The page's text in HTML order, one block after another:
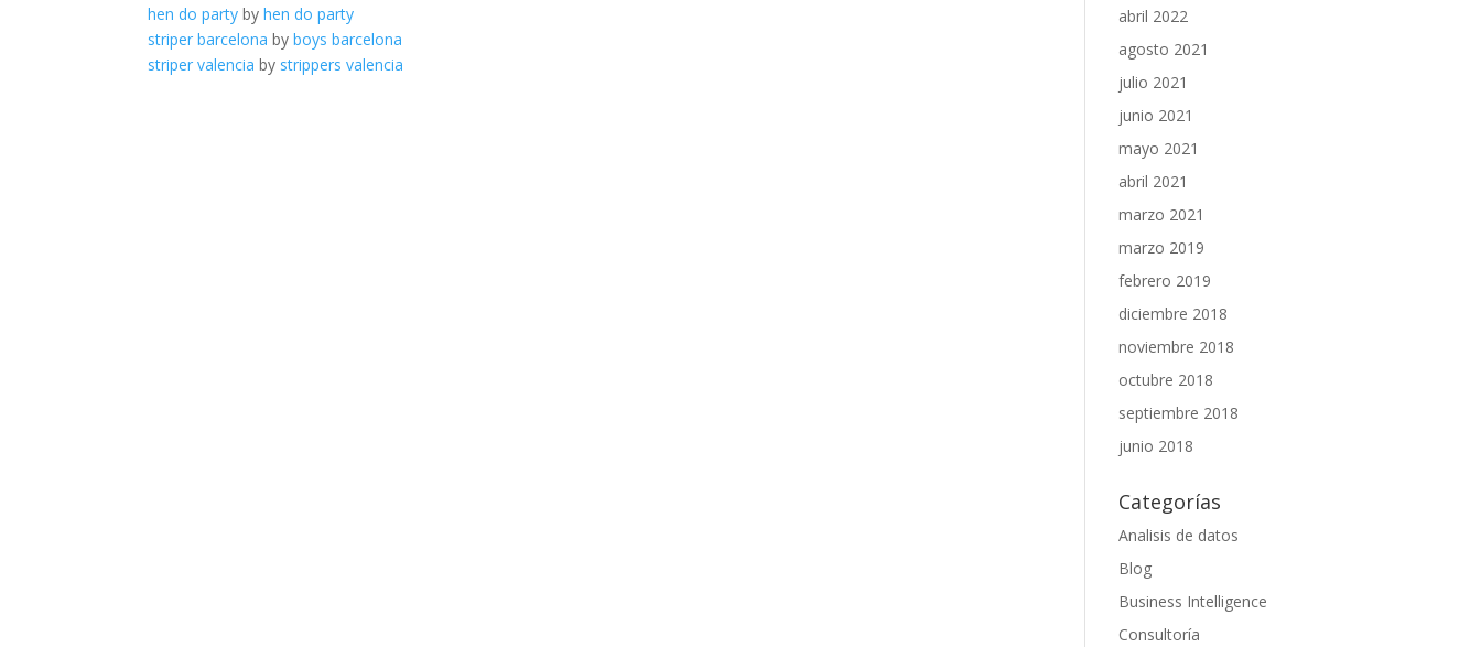
hen do party byhen do party
striper barcelona byboys barcelona
striper valencia by strippers valencia
abril 2022
agosto 2021
julio 2021
junio 2021
mayo 2021
abril 2021
marzo 2021
marzo 2019
febrero 2019
diciembre 2018
noviembre 2018
octubre 2018
septiembre 2018
junio 2018
Categorías
Analisis de datos
Blog
Business Intelligence
Consultoría